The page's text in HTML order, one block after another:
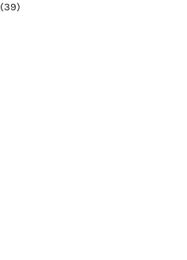
(39)